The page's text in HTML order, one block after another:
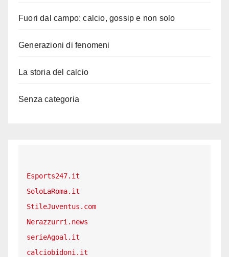
Fuori dal campo: calcio, gossip e non solo
Generazioni di fenomeni
La storia del calcio
Senza categoria
Esports247.it
SoloLaRoma.it
StileJuventus.com
Nerazzurri.news
serieAgoal.it
calciobidoni.it